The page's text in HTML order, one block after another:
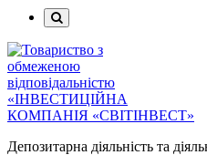
Депозитарна діяльність та